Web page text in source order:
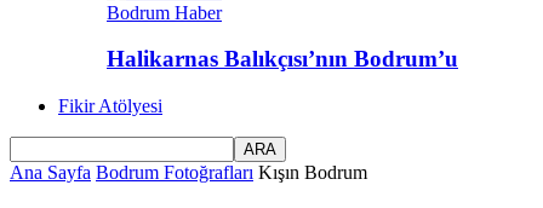
Bodrum Haber
Halikarnas Balıkçısı’nın Bodrum’u
Fikir Atölyesi
Ana Sayfa Bodrum Fotoğrafları Kışın Bodrum